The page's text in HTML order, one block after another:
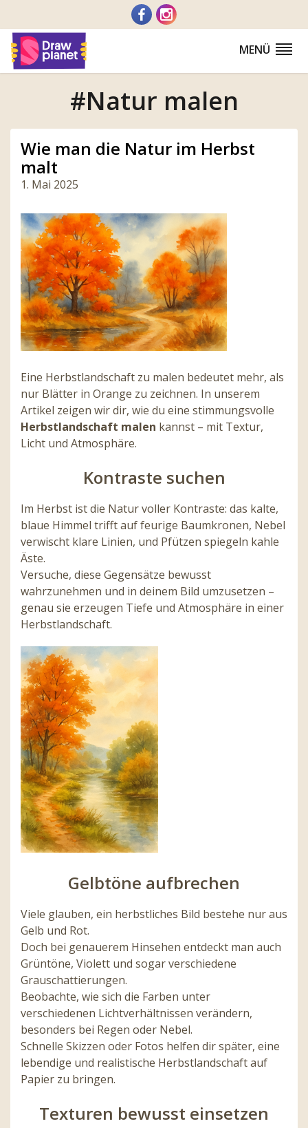
springen
MENÜ
#Natur malen
Wie man die Natur im Herbst
malt
1. Mai 2025
Eine Herbstlandschaft zu malen bedeutet mehr, als
nur Blätter in Orange zu zeichnen. In unserem
Artikel zeigen wir dir, wie du eine stimmungsvolle
Herbstlandschaft malen kannst – mit Textur,
Licht und Atmosphäre.
Kontraste suchen
Im Herbst ist die Natur voller Kontraste: das kalte,
blaue Himmel trifft auf feurige Baumkronen, Nebel
verwischt klare Linien, und Pfützen spiegeln kahle
Äste.
Versuche, diese Gegensätze bewusst
wahrzunehmen und in deinem Bild umzusetzen –
genau sie erzeugen Tiefe und Atmosphäre in einer
Herbstlandschaft.
Gelbtöne aufbrechen
Viele glauben, ein herbstliches Bild bestehe nur aus
Gelb und Rot.
Doch bei genauerem Hinsehen entdeckt man auch
Grüntöne, Violett und sogar verschiedene
Grauschattierungen.
Beobachte, wie sich die Farben unter
verschiedenen Lichtverhältnissen verändern,
besonders bei Regen oder Nebel.
Schnelle Skizzen oder Fotos helfen dir später, eine
lebendige und realistische Herbstlandschaft auf
Papier zu bringen.
Texturen bewusst einsetzen